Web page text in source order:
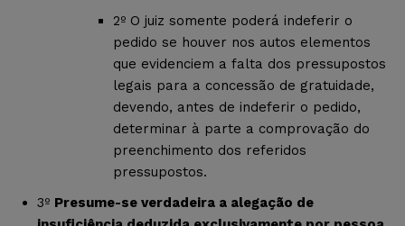
2º O juiz somente poderá indeferir o
pedido se houver nos autos elementos
que evidenciem a falta dos pressupostos
legais para a concessão de gratuidade,
devendo, antes de indeferir o pedido,
determinar à parte a comprovação do
preenchimento dos referidos
pressupostos.
3º Presume-se verdadeira a alegação de